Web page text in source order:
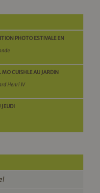
PHOTO ESTIVALE EN
MO CUISHLE AU JARDIN
Henri IV